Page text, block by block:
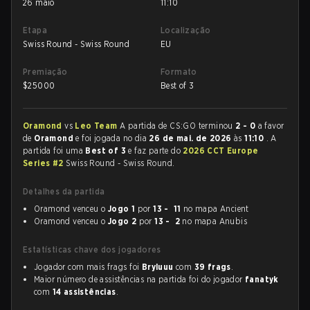
26 maio
11:10
Etapa
Swiss Round - Swiss Round
Localização
EU
Premiação
$25000
Formato
Best of 3
Oramondvs Leo TeamA partida de CS:GO terminou 2 - 0 a favor
de Oramonde foi jogada no dia 26 de mai. de 2026às11:10 . A
partida foi uma Best of 3e faz parte do 2026 CCT Europe
Series #2 Swiss Round - Swiss Round.
Detalhes da partida
Oramond venceu o Jogo 1 por13 - 11 no mapa Ancient
Oramond venceu o Jogo 2 por13 - 2 no mapa Anubis
Estatísticas chave dos jogadores
Jogador com mais frags foi Bryluuu com 39 frags.
Maior número de assistências na partida foi do jogador fanatyk
com 14 assistências.